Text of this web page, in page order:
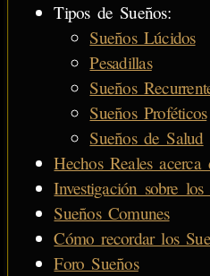
Tipos de Sueños:
Sueños Lúcidos
Pesadillas
Sueños
Sueños Proféticos
Sueños de Salud
Hechos Reales acerca
Investigación sobre los
Sueños Comunes
Cómo recordar los
Foro Sueños